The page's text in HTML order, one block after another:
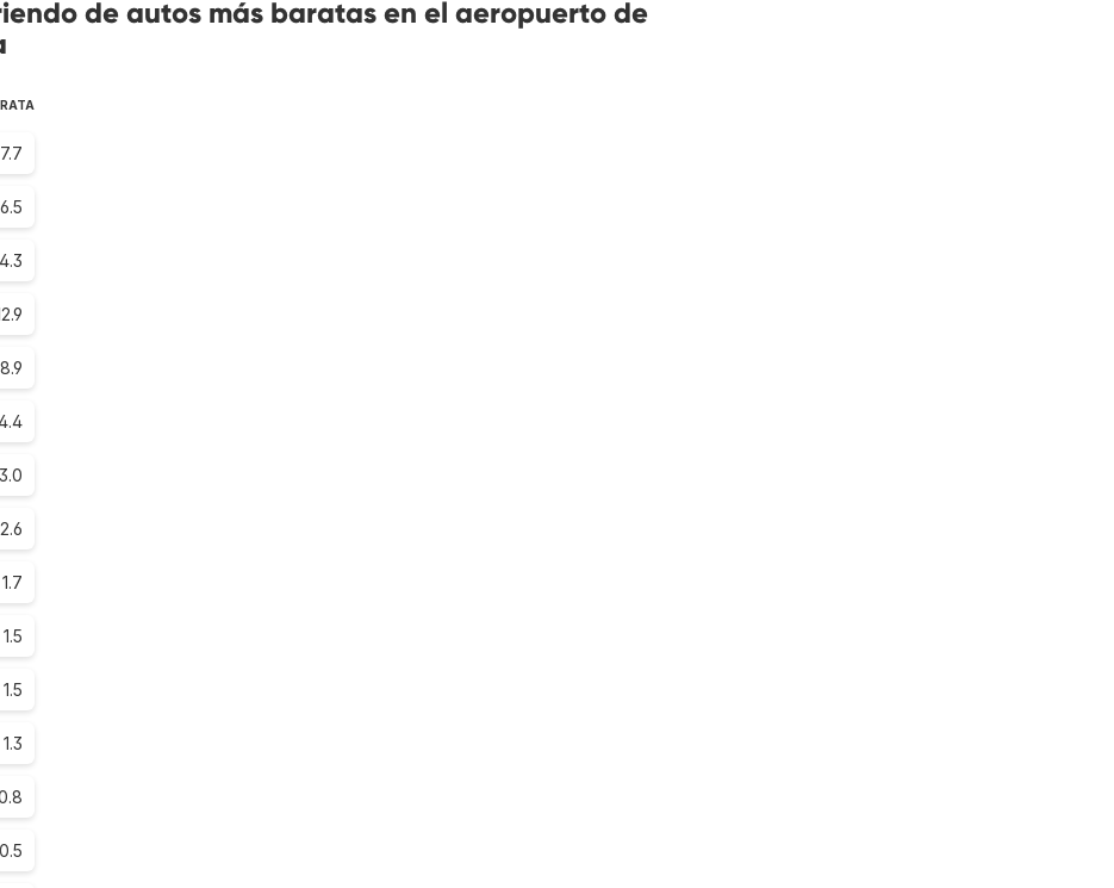
de autos más baratas en el aeropuerto de
8.9
3.0
2.6
1.7
1.5
1.5
1.3
0.5